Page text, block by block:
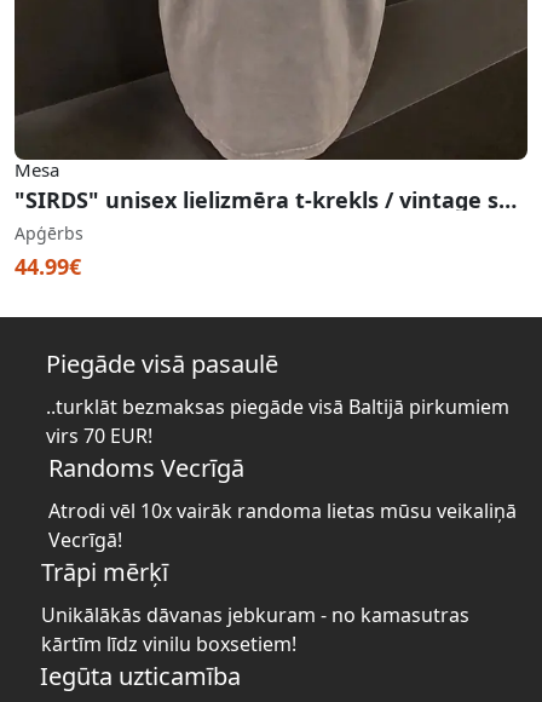
Mesa
"SIRDS" unisex lielizmēra t-krekls / vintage sand
Apģērbs
44.99€
Piegāde visā pasaulē
..turklāt bezmaksas piegāde visā Baltijā pirkumiem
virs 70 EUR!
Randoms Vecrīgā
Atrodi vēl 10x vairāk randoma lietas mūsu veikaliņā
Vecrīgā!
Trāpi mērķī
Unikālākās dāvanas jebkuram - no kamasutras
kārtīm līdz vinilu boxsetiem!
Iegūta uzticamība